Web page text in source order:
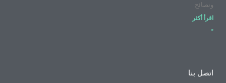
ونصائح
اقرأ أكثر
"
اتصل بنا